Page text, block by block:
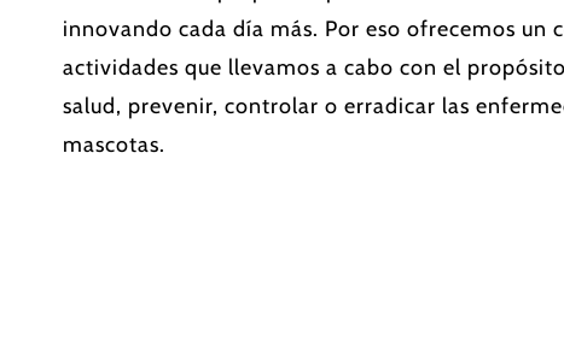
innovando cada día más. Por eso ofrecemos un
actividades que llevamos a cabo con el
salud, prevenir, controlar o erradicar las
mascotas.